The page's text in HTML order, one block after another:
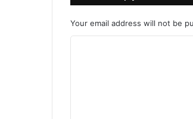
Your email address will not be